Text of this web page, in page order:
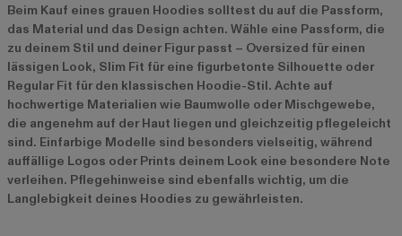
Beim Kauf eines grauen Hoodies solltest du auf die Passform,
das Material und das Design achten. Wähle eine Passform, die
zu deinem Stil und deiner Figur passt – Oversized für einen
lässigen Look, Slim Fit für eine figurbetonte Silhouette oder
Regular Fit für den klassischen Hoodie-Stil. Achte auf
hochwertige Materialien wie Baumwolle oder Mischgewebe,
die angenehm auf der Haut liegen und gleichzeitig pflegeleicht
sind. Einfarbige Modelle sind besonders vielseitig, während
auffällige Logos oder Prints deinem Look eine besondere Note
verleihen. Pflegehinweise sind ebenfalls wichtig, um die
Langlebigkeit deines Hoodies zu gewährleisten.